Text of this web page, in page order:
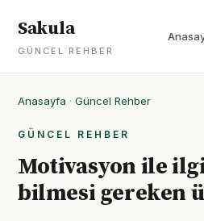
Sakula
GÜNCEL REHBER
Anasayfa · Güncel Rehber
GÜNCEL REHBER
Motivasyon ile
bilmesi gereken